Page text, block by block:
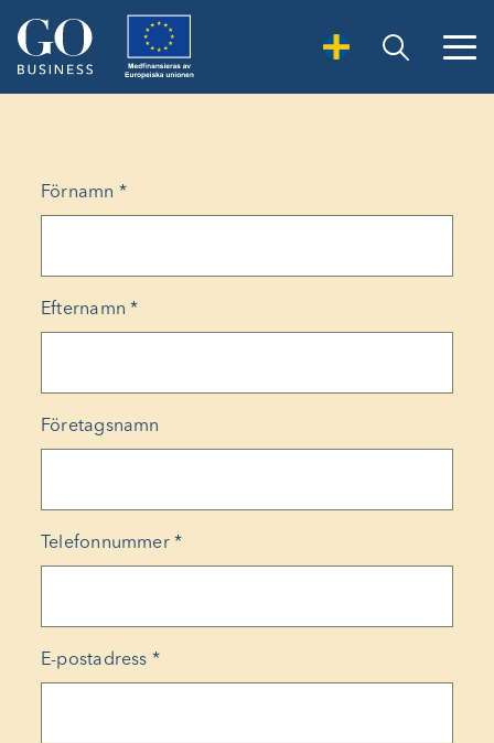
Open Search
-
Förnamn *
Efternamn*
Företagsnamn
Telefonnummer*
E-postadress *